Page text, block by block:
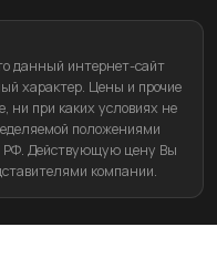
данный интернет-сайт
характер. Цены и прочие
ни при каких условиях не
положениями
РФ. Действующую цену Вы
компании.